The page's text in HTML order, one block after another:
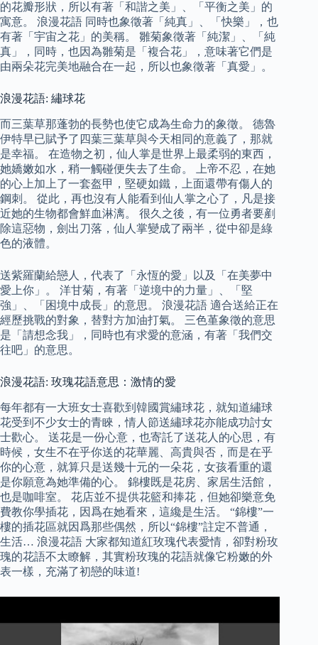
的花瓣形狀，所以有著「和諧之美」、「平衡之美」的
寓意。 浪漫花語 同時也象徵著「純真」、「快樂」，也
有著「宇宙之花」的美稱。 雛菊象徵著「純潔」、「純
真」，同時，也因為雛菊是「複合花」，意味著它們是
由兩朵花完美地融合在一起，所以也象徵著「真愛」。
浪漫花語: 繡球花
而三葉草那蓬勃的長勢也使它成為生命力的象徵。 德魯
伊特早已賦予了四葉三葉草與今天相同的意義了，那就
是幸福。 在造物之初，仙人掌是世界上最柔弱的東西，
她嬌嫩如水，稍一觸碰便失去了生命。 上帝不忍，在她
的心上加上了一套盔甲，堅硬如鐵，上面還帶有傷人的
鋼刺。 從此，再也沒有人能看到仙人掌之心了，凡是接
近她的生物都會鮮血淋漓。 很久之後，有一位勇者要剷
除這惡物，劍出刀落，仙人掌變成了兩半，從中卻是綠
色的液體。
送紫羅蘭給戀人，代表了「永恆的愛」以及「在美夢中
愛上你」。 洋甘菊，有著「逆境中的力量」、「堅
強」、「困境中成長」的意思。 浪漫花語 適合送給正在
經歷挑戰的對象，替對方加油打氣。 三色堇象徵的意思
是「請想念我」，同時也有求愛的意涵，有著「我們交
往吧」的意思。
浪漫花語: 玫瑰花語意思：激情的愛
每年都有一大班女士喜歡到韓國賞繡球花，就知道繡球
花受到不少女士的青睞，情人節送繡球花亦能成功討女
士歡心。 送花是一份心意，也寄託了送花人的心思，有
時候，女生不在乎你送的花華麗、高貴與否，而是在乎
你的心意，就算只是送幾十元的一朵花，女孩看重的還
是你願意為她準備的心。 錦樓既是花房、家居生活館，
也是咖啡室。 花店並不提供花籃和捧花，但她卻樂意免
費教你學插花，因爲在她看來，這纔是生活。 “錦樓”一
樓的插花區就因爲那些偶然，所以“錦樓”註定不普通，
生活… 浪漫花語 大家都知道紅玫瑰代表愛情，卻對粉玫
瑰的花語不太瞭解，其實粉玫瑰的花語就像它粉嫩的外
表一樣，充滿了初戀的味道!